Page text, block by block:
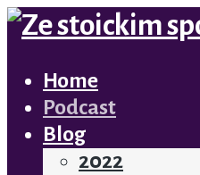
Home
Podcast
Blog
2022